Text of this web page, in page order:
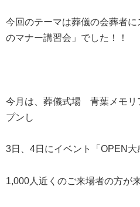
今回のテーマは葬儀の会葬者
のマナー講習会」でした！！
今月は、葬儀式場 青葉メモリ
プンし
3日、4日にイベント「OPEN大
1,000人近くのご来場者の方が